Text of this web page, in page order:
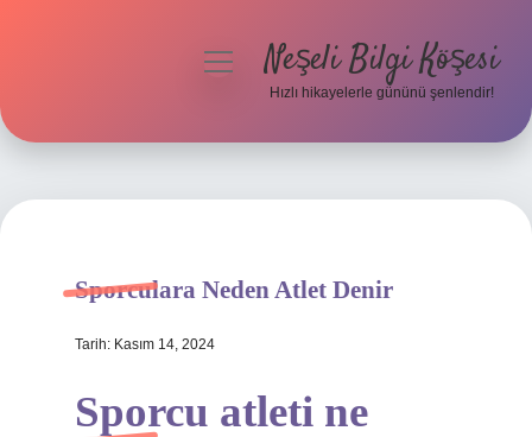
Hakkımızda
menüyüNeşeli Bilgi Köşesi
Hızlı hikayelerle gününü şenlendir!
Sporculara Neden Atlet Denir
Tarih: Kasım 14, 2024
Sporcu atleti ne